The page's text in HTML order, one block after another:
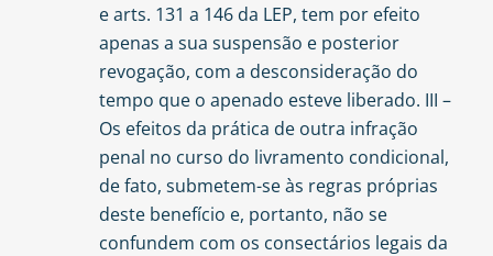
e arts. 131 a 146 da LEP, tem por efeito
apenas a sua suspensão e posterior
revogação, com a desconsideração do
tempo que o apenado esteve liberado. III –
Os efeitos da prática de outra infração
penal no curso do livramento condicional,
de fato, submetem-se às regras próprias
deste benefício e, portanto, não se
confundem com os consectários legais da